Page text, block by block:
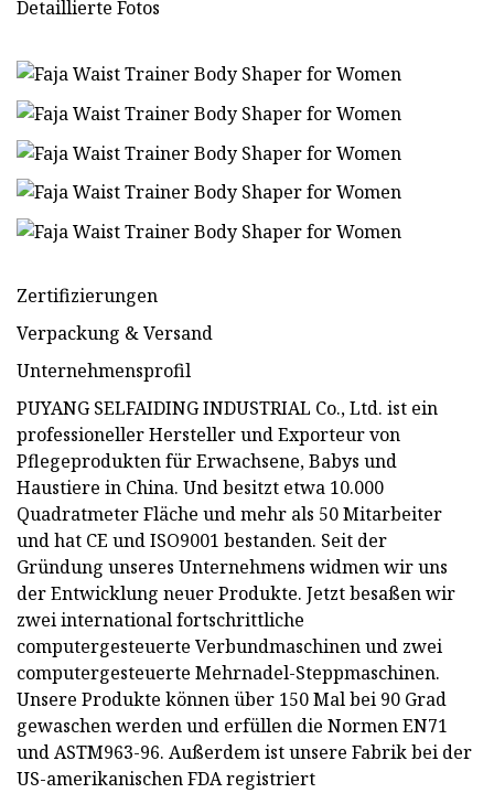
Detaillierte Fotos
Zertifizierungen
Verpackung & Versand
Unternehmensprofil
PUYANG SELFAIDING INDUSTRIAL Co., Ltd. ist ein
professioneller Hersteller und Exporteur von
Pflegeprodukten für Erwachsene, Babys und
Haustiere in China. Und besitzt etwa 10.000
Quadratmeter Fläche und mehr als 50 Mitarbeiter
und hat CE und ISO9001 bestanden. Seit der
Gründung unseres Unternehmens widmen wir uns
der Entwicklung neuer Produkte. Jetzt besaßen wir
zwei international fortschrittliche
computergesteuerte Verbundmaschinen und zwei
computergesteuerte Mehrnadel-Steppmaschinen.
Unsere Produkte können über 150 Mal bei 90 Grad
gewaschen werden und erfüllen die Normen EN71
und ASTM963-96. Außerdem ist unsere Fabrik bei der
US-amerikanischen FDA registriert